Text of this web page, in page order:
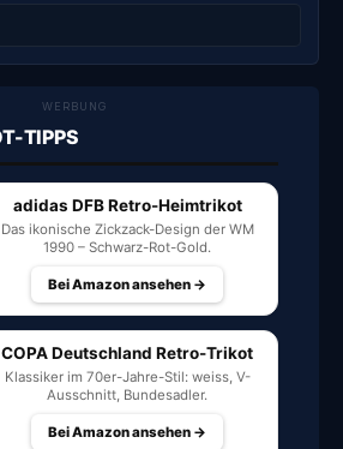
WERBUNG
TIPPS
adidas DFB Retro-Heimtrikot
Das ikonische Zickzack-Design der WM
1990 – Schwarz-Rot-Gold.
Bei Amazon ansehen →
COPA Deutschland Retro-Trikot
Klassiker im 70er-Jahre-Stil: weiss, V-
Ausschnitt, Bundesadler.
Bei Amazon ansehen →